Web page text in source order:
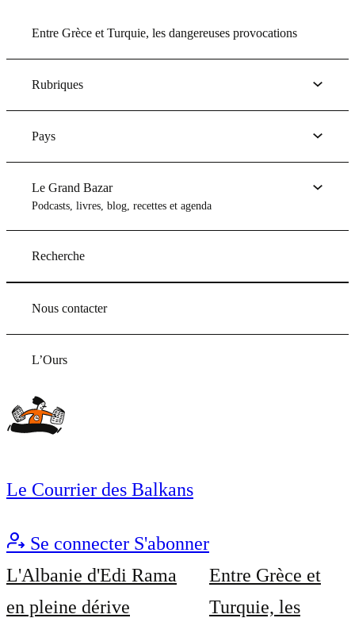
Entre Grèce et Turquie, les dangereuses provocations
Rubriques
Pays
Le Grand Bazar
Podcasts, livres, blog, recettes et agenda
Recherche
Nous contacter
L’Ours
Le Courrier des Balkans
Se connecter S'abonner
L'Albanie d'Edi Rama
en pleine dérive
Entre Grèce et
Turquie, les